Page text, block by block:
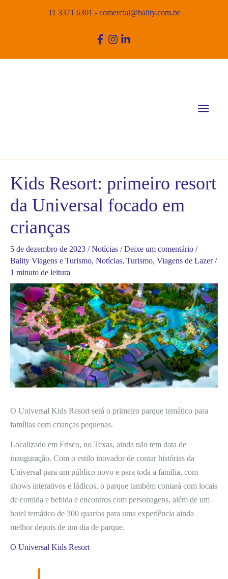
11 3371 6301 - comercial@bality.com.br
Kids Resort: primeiro resort
da Universal focado em
crianças
5 de dezembro de 2023 /Notícias /Deixe um comentário /
Bality Viagens e Turismo, Notícias, Turismo, Viagens de Lazer/
1 minuto de leitura
O Universal Kids Resort será o primeiro parque temático para
famílias com crianças pequenas.
Localizado em Frisco, no Texas, ainda não tem data de
inauguração. Com o estilo inovador de contar histórias da
Universal para um público novo e para toda a família, com
shows interativos e lúdicos, o parque também contará com locais
de comida e bebida e encontros com personagens, além de um
hotel temático de 300 quartos para uma experiência ainda
melhor depois de um dia de parque.
O Universal Kids Resort